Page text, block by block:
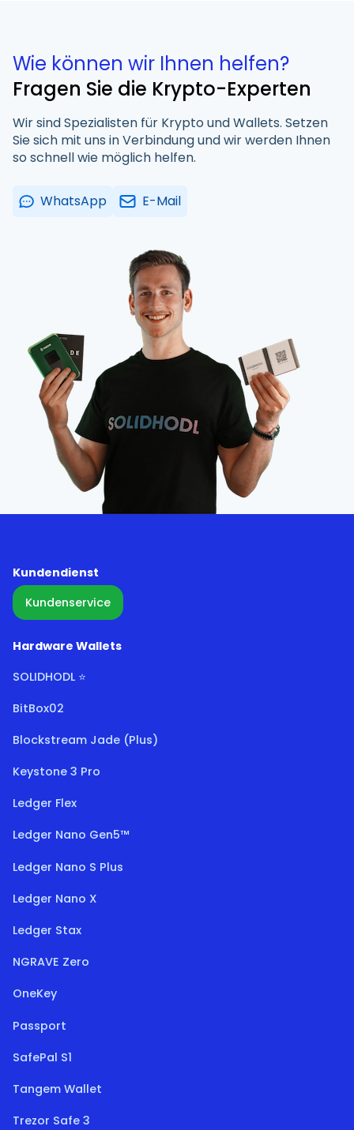
Wie können wir Ihnen helfen?
Fragen Sie die Krypto-Experten
Wir sind Spezialisten für Krypto und Wallets. Setzen
Sie sich mit uns in Verbindung und wir werden Ihnen
so schnell wie möglich helfen.
WhatsApp E-Mail
Kundendienst
Kundenservice
Hardware Wallets
SOLIDHODL ⭐
BitBox02
Blockstream Jade (Plus)
Keystone 3 Pro
Ledger Flex
Ledger Nano Gen5™
Ledger Nano S Plus
Ledger Nano X
Ledger Stax
NGRAVE Zero
OneKey
Passport
SafePal S1
Tangem Wallet
Trezor Safe 3